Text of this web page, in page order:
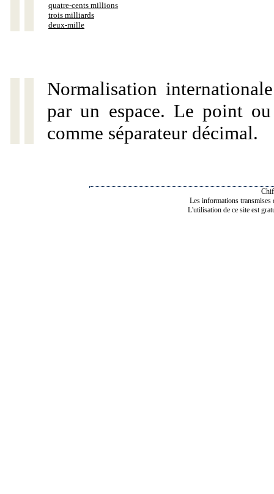
quatre-cents millions
trois milliards
deux-mille
Normalisation
par un espace. Le point
comme séparateur décimal.
Les informations transmises
L'utilisation de ce site est